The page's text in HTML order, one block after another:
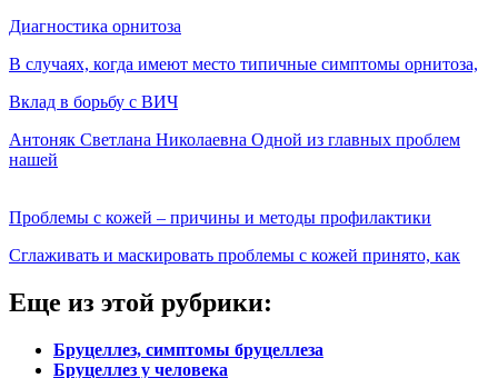
Диагностика орнитоза
В случаях, когда имеют место типичные симптомы орнитоза,
Вклад в борьбу с ВИЧ
Антоняк Светлана Николаевна Одной из главных проблем
нашей
Проблемы с кожей – причины и методы профилактики
Сглаживать и маскировать проблемы с кожей принято, как
Еще из этой рубрики:
Бруцеллез, симптомы бруцеллеза
Бруцеллез у человека